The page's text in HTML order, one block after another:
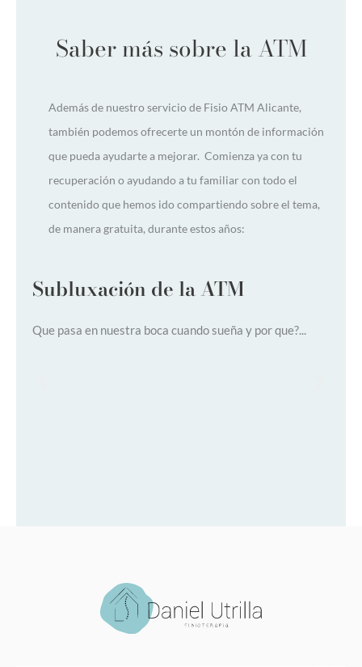
Saber más sobre la ATM
Además de nuestro servicio de Fisio ATM Alicante,
también podemos ofrecerte un montón de información
que pueda ayudarte a mejorar. Comienza ya con tu
recuperación o ayudando a tu familiar con todo el
contenido que hemos ido compartiendo sobre el tema,
de manera gratuita, durante estos años:
Subluxación de la ATM
Que pasa en nuestra boca cuando sueña y por que?...